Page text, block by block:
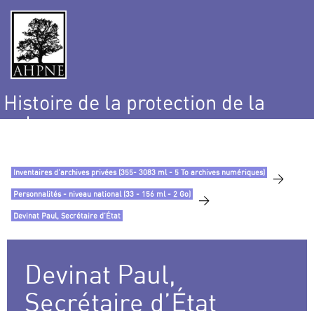
Histoire de la protection de la
nature
Inventaires d’archives privées (355- 3083 ml - 5 To archives numériques) >
Personnalités - niveau national (33 - 156 ml - 2 Go) >
Devinat Paul, Secrétaire d’État
Devinat Paul,
Secrétaire d’État